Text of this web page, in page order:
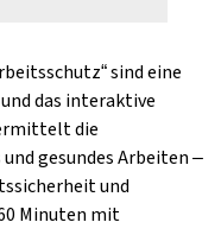
sind eine
das interaktive
die
gesundes Arbeiten –
und
Minuten mit